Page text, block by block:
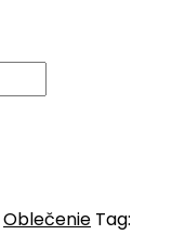
Oblečenie Tag: